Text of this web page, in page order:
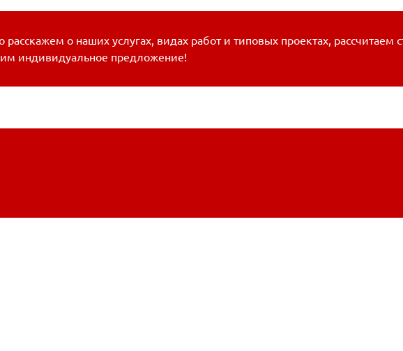
расскажем о наших услугах, видах работ и типовых проектах, рассчитаем
индивидуальное предложение!